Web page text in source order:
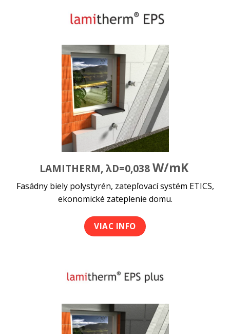
LAMITHERM, λD=0,038W/mK
Fasádny biely polystyrén, zatepľovací systém ETICS,
ekonomické zateplenie domu.
VIAC INFO